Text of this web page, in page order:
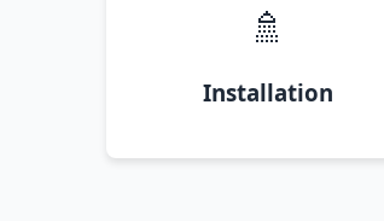
🚿
Installation